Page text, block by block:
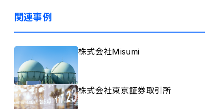
関連事例
株式会社Misumi
株式会社東京証券取引所